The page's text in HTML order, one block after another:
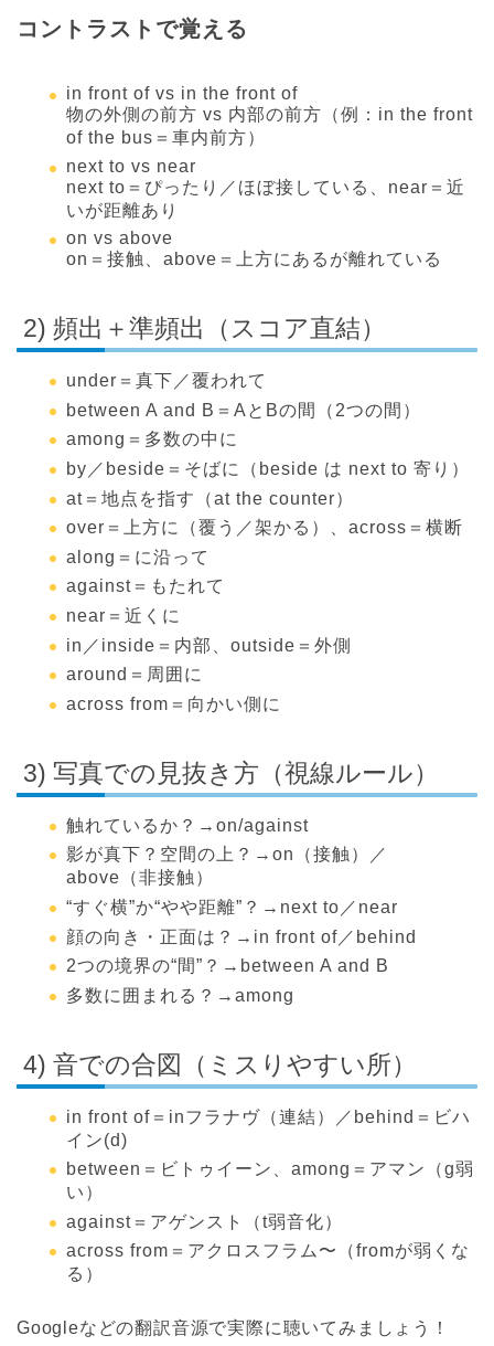
コントラストで覚える
in front of vs in the front of
物の外側の前方 vs 内部の前方（例：in the front
of the bus＝車内前方）
next to vs near
next to＝ぴったり／ほぼ接している、near＝近
いが距離あり
on vs above
on＝接触、above＝上方にあるが離れている
2) 頻出＋準頻出（スコア直結）
under＝真下／覆われて
between A and B＝AとBの間（2つの間）
among＝多数の中に
by／beside＝そばに（beside は next to 寄り）
at＝地点を指す（at the counter）
over＝上方に（覆う／架かる）、across＝横断
along＝に沿って
against＝もたれて
near＝近くに
in／inside＝内部、outside＝外側
around＝周囲に
across from＝向かい側に
3) 写真での見抜き方（視線ルール）
触れているか？→on/against
影が真下？空間の上？→on（接触）／
above（非接触）
“すぐ横”か“やや距離”？→next to／near
顔の向き・正面は？→in front of／behind
2つの境界の“間”？→between A and B
多数に囲まれる？→among
4) 音での合図（ミスりやすい所）
in front of＝inフラナヴ（連結）／behind＝ビハ
イン(d)
between＝ビトゥイーン、among＝アマン（g弱
い）
against＝アゲンスト（t弱音化）
across from＝アクロスフラム〜（fromが弱くな
る）
Googleなどの翻訳音源で実際に聴いてみましょう！